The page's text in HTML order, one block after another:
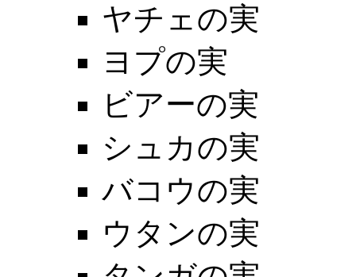
ヤチェの実
ヨプの実
ビアーの実
シュカの実
バコウの実
ウタンの実